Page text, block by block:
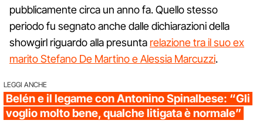
pubblicamente circa un anno fa. Quello stesso
periodo fu segnato anche dalle dichiarazioni della
showgirl riguardo alla presunta relazione tra il suo ex
marito Stefano De Martino e Alessia Marcuzzi.
LEGGI ANCHE
Belén e il legame con Antonino Spinalbese: “Gli
voglio molto bene, qualche litigata è normale”